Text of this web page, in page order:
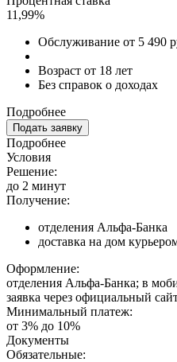
11,99%
Обслуживание от 5 490
Возраст от 18 лет
Без справок о доходах
Подробнее
Подать заявку
Подробнее
Условия
Решение:
до 2 минут
Получение:
отделения Альфа-Банка
доставка на дом
Оформление:
отделения Альфа-Банка; в
заявка через официальный
Минимальный платеж:
от 3% до 10%
Документы
Обязательные: